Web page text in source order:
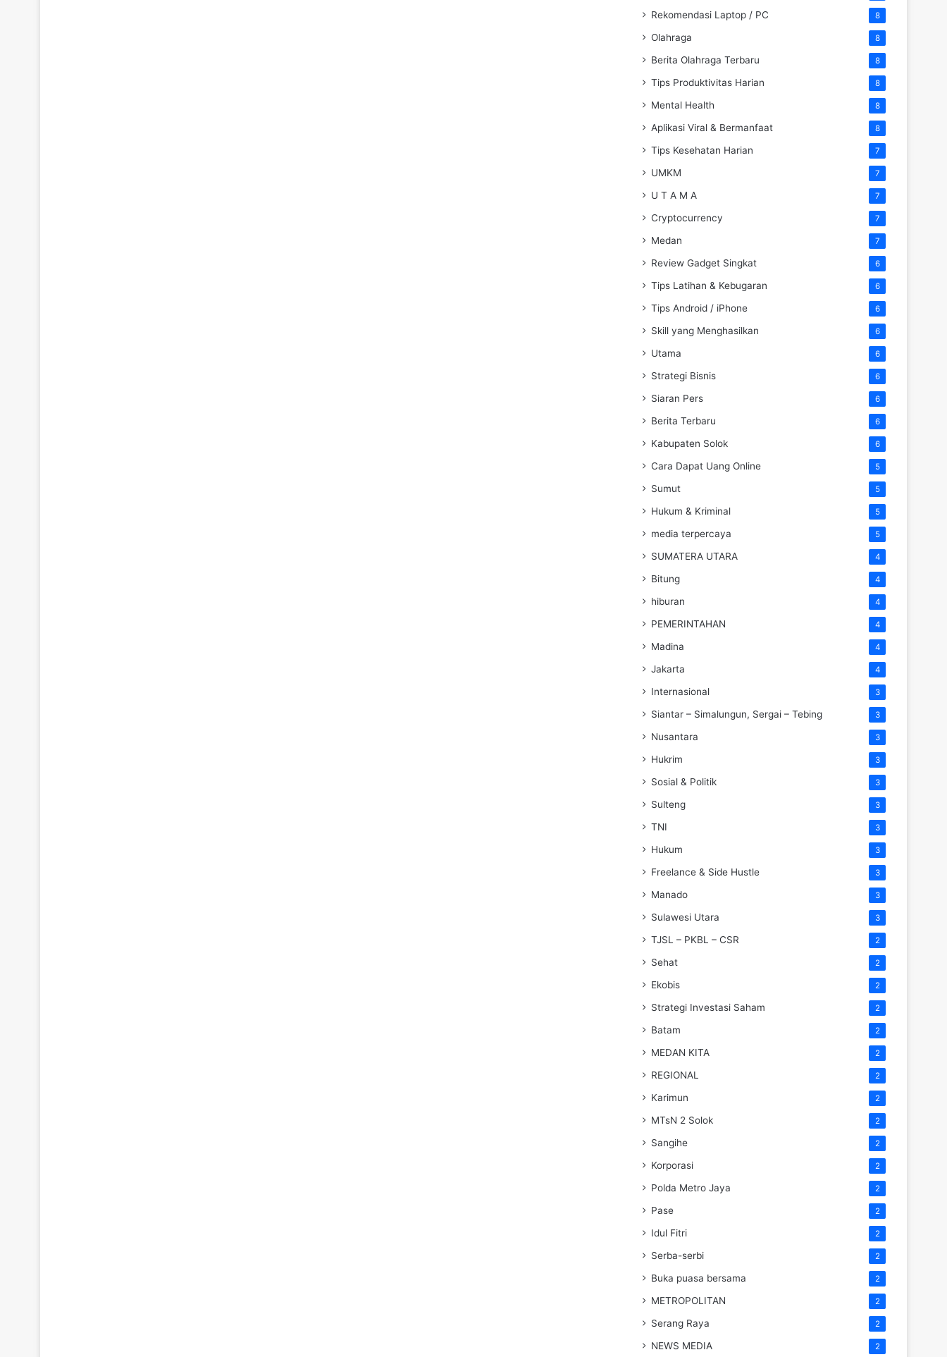
Rekomendasi Laptop / PC 8
Olahraga 8
Berita Olahraga Terbaru 8
Tips Produktivitas Harian 8
Mental Health 8
Aplikasi Viral & Bermanfaat 8
Tips Kesehatan Harian 7
UMKM 7
U T A M A 7
Cryptocurrency 7
Medan 7
Review Gadget Singkat 6
Tips Latihan & Kebugaran 6
Tips Android / iPhone 6
Skill yang Menghasilkan 6
Utama 6
Strategi Bisnis 6
Siaran Pers 6
Berita Terbaru 6
Kabupaten Solok 6
Cara Dapat Uang Online 5
Sumut 5
Hukum & Kriminal 5
media terpercaya 5
SUMATERA UTARA 4
Bitung 4
hiburan 4
PEMERINTAHAN 4
Madina 4
Jakarta 4
Internasional 3
Siantar – Simalungun, Sergai – Tebing 3
Nusantara 3
Hukrim 3
Sosial & Politik 3
Sulteng 3
TNI 3
Hukum 3
Freelance & Side Hustle 3
Manado 3
Sulawesi Utara 3
TJSL – PKBL – CSR 2
Sehat 2
Ekobis 2
Strategi Investasi Saham 2
Batam 2
MEDAN KITA 2
REGIONAL 2
Karimun 2
MTsN 2 Solok 2
Sangihe 2
Korporasi 2
Polda Metro Jaya 2
Pase 2
Idul Fitri 2
Serba-serbi 2
Buka puasa bersama 2
METROPOLITAN 2
Serang Raya 2
NEWS MEDIA 2